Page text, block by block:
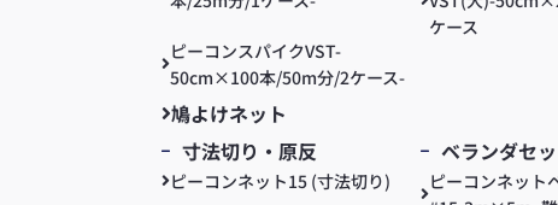
ピーコンスパイクVST-
50cm×100本/50m分/2ケース-
ケース
鳩よけネット
寸法切り・原反
ピーコンネット15 (寸法切り)
ベランダセ
ピーコンネット